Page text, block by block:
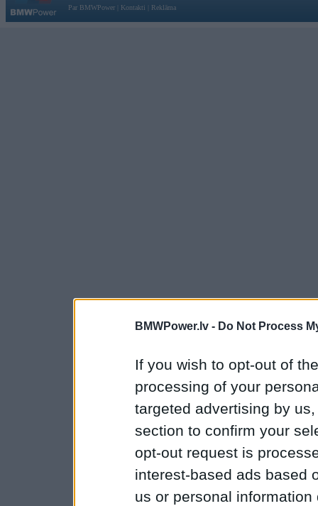
BMWPower.lv - Do Not Process
If you wish to opt-out of
processing of your
targeted advertising by
section to confirm your
opt-out request is
interest-based ads based
us or personal
Par BMWPower
Kontakti Reklāma